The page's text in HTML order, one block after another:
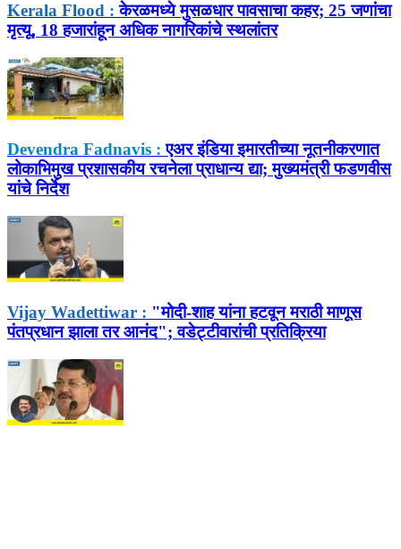
Kerala Flood : केरळमध्ये मुसळधार पावसाचा कहर; 25 जणांचा
मृत्यू, 18 हजारांहून अधिक नागरिकांचे स्थलांतर
Devendra Fadnavis : एअर इंडिया इमारतीच्या नूतनीकरणात
लोकाभिमुख प्रशासकीय रचनेला प्राधान्य द्या; मुख्यमंत्री फडणवीस
यांचे निर्देश
Vijay Wadettiwar : "मोदी-शाह यांना हटवून मराठी माणूस
पंतप्रधान झाला तर आनंद"; वडेट्टीवारांची प्रतिक्रिया